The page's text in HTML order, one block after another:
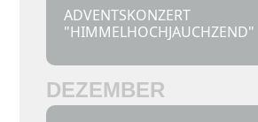
ADVENTSKONZERT
"HIMMELHOCHJAUCHZEND"
DEZEMBER